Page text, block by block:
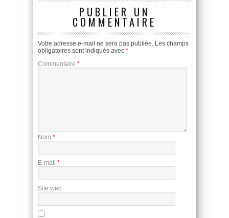
PUBLIER UN
COMMENTAIRE
Votre adresse e-mail ne sera pas publiée. Les champs
obligatoires sont indiqués avec *
Commentaire *
Nom *
E-mail *
Site web